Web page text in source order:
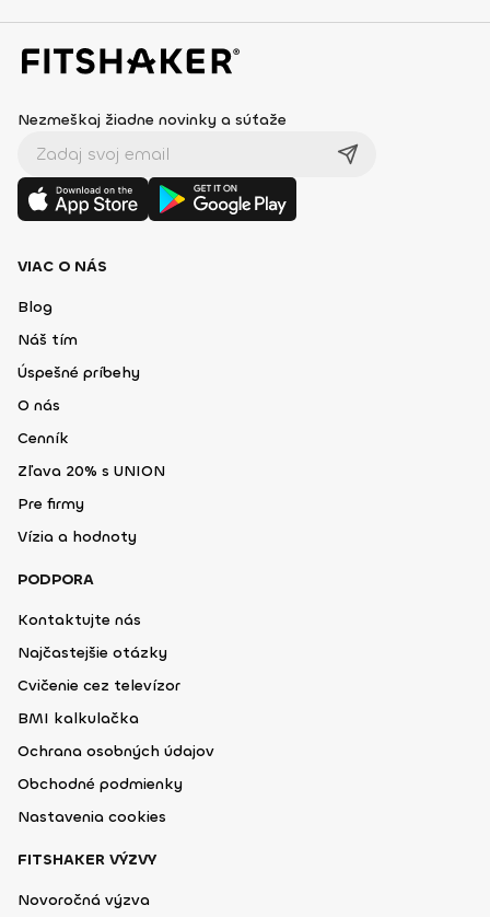
Nezmeškaj žiadne novinky a súťaže
VIAC O NÁS
Blog
Náš tím
Úspešné príbehy
O nás
Cenník
Zľava 20% s UNION
Pre firmy
Vízia a hodnoty
PODPORA
Kontaktujte nás
Najčastejšie otázky
Cvičenie cez televízor
BMI kalkulačka
Ochrana osobných údajov
Obchodné podmienky
Nastavenia cookies
FITSHAKER VÝZVY
Novoročná výzva